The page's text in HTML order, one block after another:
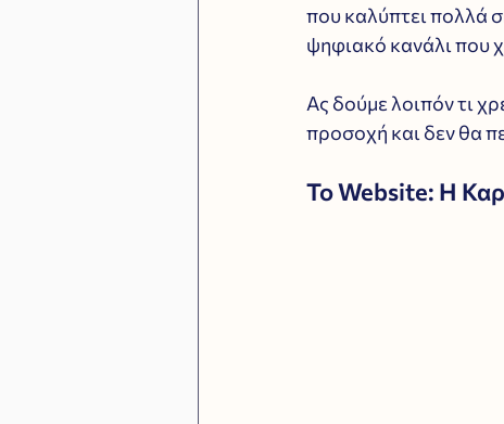
που καλύπτει πολλά
ψηφιακό κανάλι που
Ας δούμε λοιπόν τι
προσοχή και δεν θα
Το Website: Η